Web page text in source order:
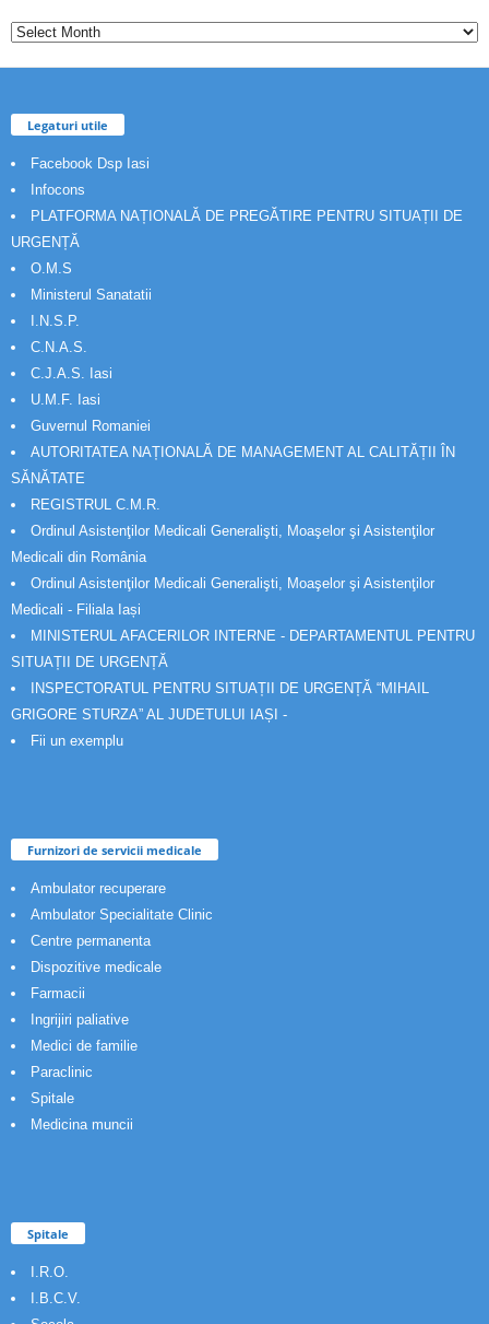
Legaturi utile
Facebook Dsp Iasi
Infocons
PLATFORMA NAȚIONALĂ DE PREGĂTIRE PENTRU SITUAȚII DE
URGENȚĂ
O.M.S
Ministerul Sanatatii
I.N.S.P.
C.N.A.S.
C.J.A.S. Iasi
U.M.F. Iasi
Guvernul Romaniei
AUTORITATEA NAȚIONALĂ DE MANAGEMENT AL CALITĂȚII ÎN
SĂNĂTATE
REGISTRUL C.M.R.
Ordinul Asistenţilor Medicali Generalişti, Moaşelor şi Asistenţilor
Medicali din România
Ordinul Asistenţilor Medicali Generalişti, Moaşelor şi Asistenţilor
Medicali - Filiala Iași
MINISTERUL AFACERILOR INTERNE - DEPARTAMENTUL PENTRU
SITUAȚII DE URGENȚĂ
INSPECTORATUL PENTRU SITUAȚII DE URGENȚĂ “MIHAIL
GRIGORE STURZA” AL JUDETULUI IAȘI -
Fii un exemplu
Furnizori de servicii medicale
Ambulator recuperare
Ambulator Specialitate Clinic
Centre permanenta
Dispozitive medicale
Farmacii
Ingrijiri paliative
Medici de familie
Paraclinic
Spitale
Medicina muncii
Spitale
I.R.O.
I.B.C.V.